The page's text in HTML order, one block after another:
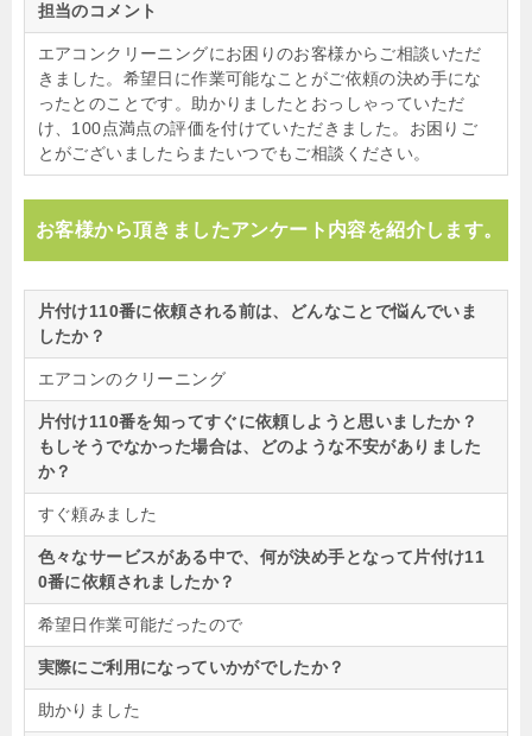
担当のコメント
エアコンクリーニングにお困りのお客様からご相談いただ
きました。希望日に作業可能なことがご依頼の決め手にな
ったとのことです。助かりましたとおっしゃっていただ
け、100点満点の評価を付けていただきました。お困りご
とがございましたらまたいつでもご相談ください。
お客様から頂きましたアンケート内容を紹介します。
片付け110番に依頼される前は、どんなことで悩んでいま
したか？
エアコンのクリーニング
片付け110番を知ってすぐに依頼しようと思いましたか？
もしそうでなかった場合は、どのような不安がありました
か？
すぐ頼みました
色々なサービスがある中で、何が決め手となって片付け11
0番に依頼されましたか？
希望日作業可能だったので
実際にご利用になっていかがでしたか？
助かりました